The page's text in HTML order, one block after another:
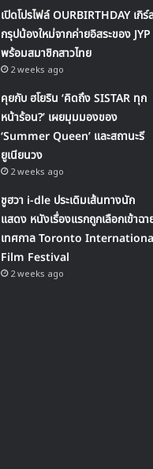
เปิดโปรไฟล์ OURBIRTHDAY เกิร์
กรุปน้องใหม่จากค่ายอิสระของ JYP
พร้อมสมาชิกสาวไทย
2 weeks ago
คุยกับ ฮโยริน ‘คิดถึง SISTAR ทุก
หน้าร้อน?’ เผยมุมมองของ
‘Summer Queen’ และสถานะรี
ยูเนียนวง
2 weeks ago
ชูฮวา i-dle ประเดิมเส้นทางนัก
แสดง หนังเรื่องแรกถูกเลือกเข้าฉา
เทศกาล Toronto
Film Festival
2 weeks ago